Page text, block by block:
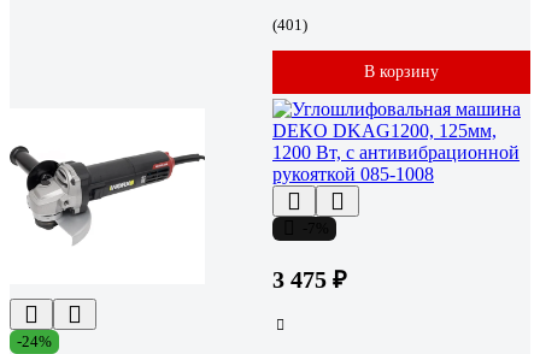
(401)
В корзину
-24%
3 475 ₽